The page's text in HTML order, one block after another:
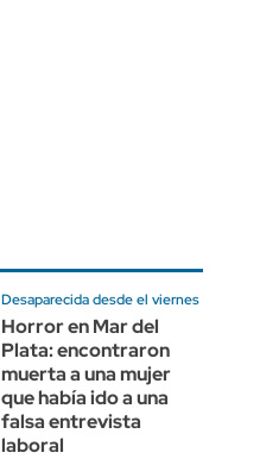
Desaparecida desde el viernes
Horror en Mar del
Plata: encontraron
muerta a una mujer
que había ido a una
falsa entrevista
laboral